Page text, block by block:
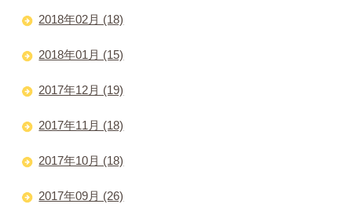
2018年02月 (18)
2018年01月 (15)
2017年12月 (19)
2017年11月 (18)
2017年10月 (18)
2017年09月 (26)